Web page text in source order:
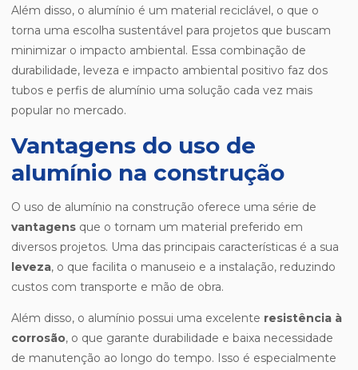
Além disso, o alumínio é um material reciclável, o que o
torna uma escolha sustentável para projetos que buscam
minimizar o impacto ambiental. Essa combinação de
durabilidade, leveza e impacto ambiental positivo faz dos
tubos e perfis de alumínio uma solução cada vez mais
popular no mercado.
Vantagens do uso de
alumínio na construção
O uso de alumínio na construção oferece uma série de
vantagens que o tornam um material preferido em
diversos projetos. Uma das principais características é a sua
leveza, o que facilita o manuseio e a instalação, reduzindo
custos com transporte e mão de obra.
Além disso, o alumínio possui uma excelente resistência à
corrosão, o que garante durabilidade e baixa necessidade
de manutenção ao longo do tempo. Isso é especialmente